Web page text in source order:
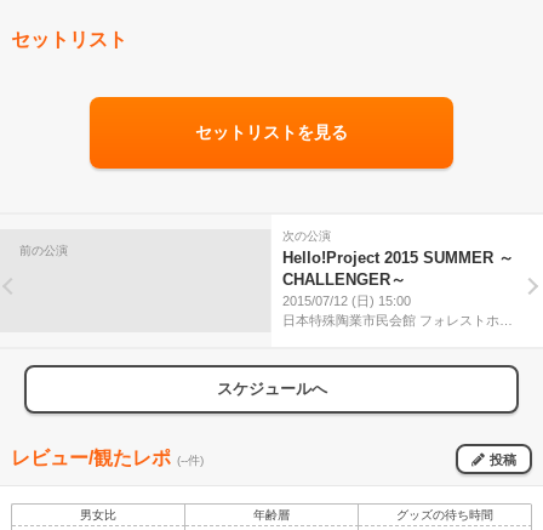
セットリスト
セットリストを見る
前の公演
次の公演
Hello!Project 2015 SUMMER ～
CHALLENGER～
2015/07/12 (日) 15:00
日本特殊陶業市民会館 フォレストホー
スケジュールへ
レビュー/観たレポ (--件) 投稿
男女比 年齢層 グッズの待ち時間